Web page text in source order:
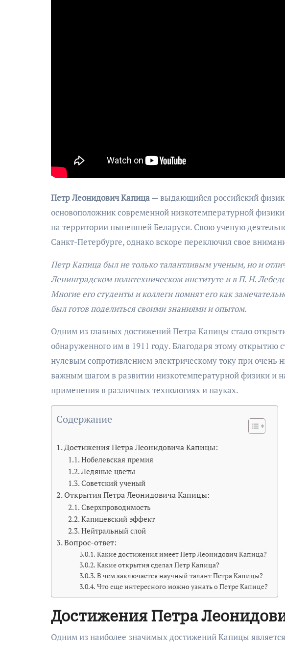
Петр Леонидович Капица— выдающийся российский
основоположник современной низкотемпературной
на территории нынешней Беларуси. Свою ученую
Санкт-Петербурге, однако вскоре переключил свое
Петр Капица был не только талантливым ученым, но и
Ленинградском политехническом институте и в П. Н.
Многие его студенты и коллеги помнят его как
был готов поделиться своими знаниями и опытом.
Одним из главных достижений Петра Капицы стало
обнаруженного им в 1911 году. Благодаря этому открытию
нулевым сопротивлением электрическому току при очень
важным шагом в развитии низкотемпературной физики и
применения в различных технологиях и науках.
Содержание
Достижения Петра Леонидовича Капицы:
Нобелевская премия
Ледяные цветы
Советский ученый
Открытия Петра Леонидовича Капицы:
Сверхпроводимость
Капицевский эффект
Нейтральный слой
Вопрос-ответ:
Какие достижения имеет Петр Леонидович Капица?
Какие открытия сделал Петр Капица?
В чем заключается научный талант Петра Капицы?
Что еще интересного можно узнать о Петре Капице?
Достижения Петра
Одним из наиболее значимых достижений Капицы